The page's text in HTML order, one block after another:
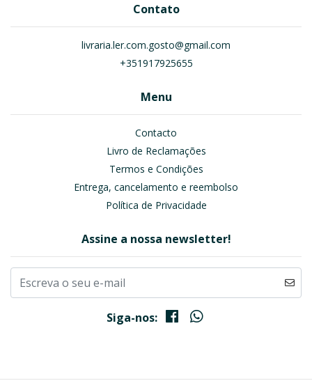
Contato
livraria.ler.com.gosto@gmail.com
+351917925655
Menu
Contacto
Livro de Reclamações
Termos e Condições
Entrega, cancelamento e reembolso
Política de Privacidade
Assine a nossa newsletter!
Siga-nos: